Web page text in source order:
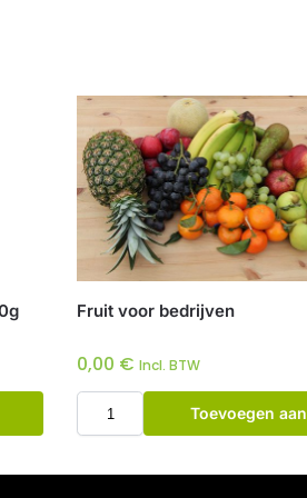
Fruit voor bedrijven
0,00 € Incl. BTW
Toevoegen aan